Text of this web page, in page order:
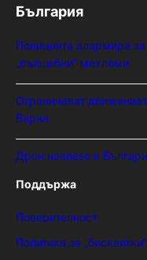
България
Полицията алармира
„вълшебни“ мехлеми
Ограничават
Варна
Дрон навлезе в
Поддържа
Поверителност
Политика за „бисквитки“